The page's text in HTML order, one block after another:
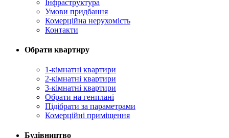
Інфраструктура
Умови придбання
Комерційна нерухомість
Контакти
Обрати квартиру
1-кімнатні квартири
2-кімнатні квартири
3-кімнатні квартири
Обрати на генплані
Підібрати за параметрами
Комерційні приміщення
Будівництво